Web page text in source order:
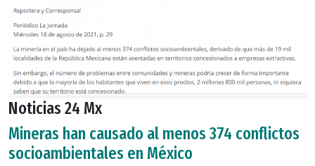
Noticias 24 Mx
Mineras han causado al menos 374 conflictos
socioambientales en México